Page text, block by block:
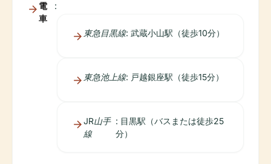
電
車
:
東急目黒線: 武蔵小山駅（徒歩10分）
東急池上線: 戸越銀座駅（徒歩15分）
JR山手
線
: 目黒駅（バスまたは徒歩25
分）